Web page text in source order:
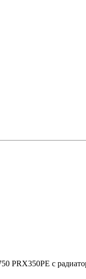
PRX350PE с